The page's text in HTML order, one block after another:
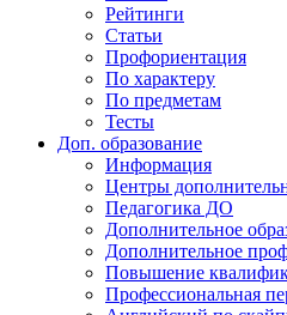
Рейтинги
Статьи
Профориентация
По характеру
По предметам
Тесты
Доп. образование
Информация
Центры
Педагогика ДО
Дополнительное
Дополнительное
Повышение
Профессиональная